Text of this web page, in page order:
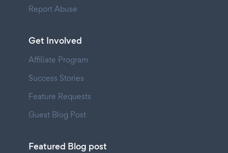
Report Abuse
Get Involved
Affiliate Program
Success Stories
Feature Requests
Guest Blog Post
Featured Blog post